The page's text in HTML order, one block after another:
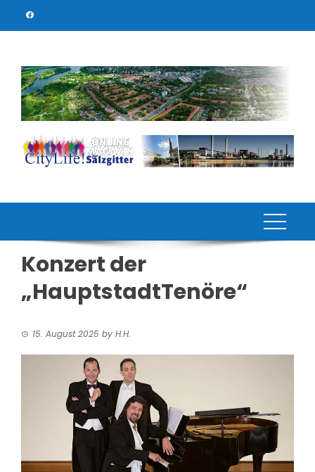
Konzert der
„HauptstadtTenöre“
15. August 2025 by H.H.